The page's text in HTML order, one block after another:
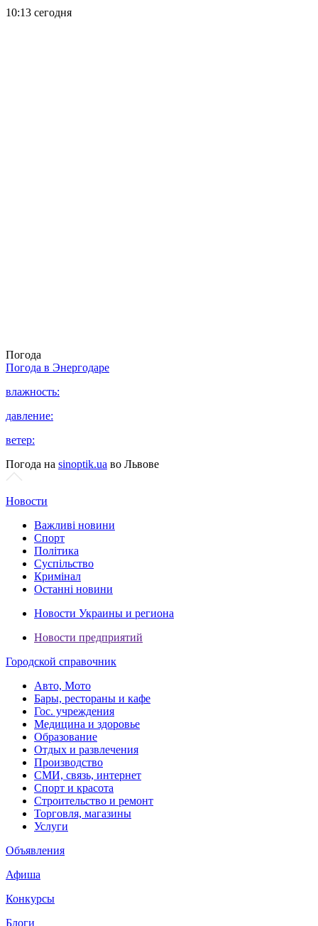
10:13 сегодня
Погода
Погода в Энергодаре
влажность:
давление:
ветер:
Погода на sinoptik.ua во Львове
Новости
Важливі новини
Спорт
Політика
Суспільство
Кримінал
Останні новини
Новости Украины и региона
Новости предприятий
Городской справочник
Авто, Мото
Бары, рестораны и кафе
Гос. учреждения
Медицина и здоровье
Образование
Отдых и развлечения
Производство
СМИ, связь, интернет
Спорт и красота
Строительство и ремонт
Торговля, магазины
Услуги
Объявления
Афиша
Конкурсы
Блоги